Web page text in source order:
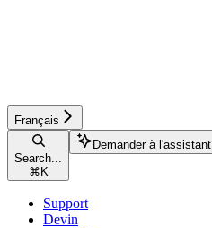
Français
Search...
⌘ K
Demander à l'assistant
Support
Devin